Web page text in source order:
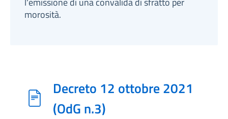
morosità.
Decreto 12 ottobre 2021
(OdG n.3)